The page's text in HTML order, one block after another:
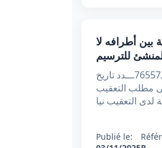
القضائية بين أطرافه لا
للترسيم
الجمهوريـة التونسيـــة وزارة العدل الحمد لله وحده محكمة التعقيب القضية عــــ76557ـــدد تاريخ
على مطلب التعقيب
Publié le: